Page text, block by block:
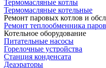
Термомасляные котлы
Термомасляные котельные
Ремонт паровых котлов и
Ремонт теплообменника
Котельное оборудование
Питательные насосы
Горелочные устройства
Станция конденсата
Деаэраторы